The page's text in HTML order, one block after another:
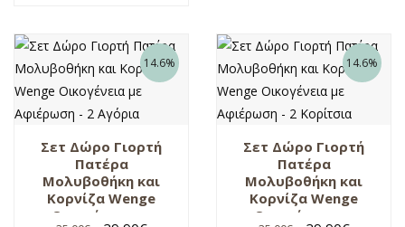
14.6%
Σετ Δώρο Γιορτή
Πατέρα
Μολυβοθήκη και
Κορνίζα Wenge
Οικογένεια με
14.6%
Σετ Δώρο Γιορτή
Πατέρα
Μολυβοθήκη και
Κορνίζα Wenge
Οικογένεια με